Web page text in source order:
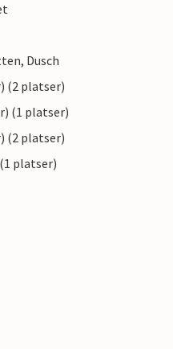
Dusch
(2 platser)
(1 platser)
(2 platser)
platser)